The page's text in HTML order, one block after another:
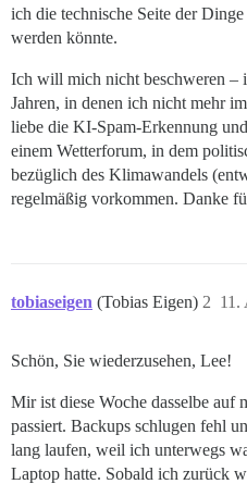
[11:55:28] 0 ✓ (3.3ms)
root@discourse:/var/
ich die technische Seite der
werden könnte.
Ich will mich nicht beschweren –
Jahren, in denen ich nicht mehr
liebe die KI-Spam-Erkennung
einem Wetterforum, in dem
bezüglich des Klimawandels
regelmäßig vorkommen. Danke
tobiaseigen (Tobias Eigen) 11.
2
Schön, Sie wiederzusehen, Lee!
Mir ist diese Woche dasselbe auf
passiert. Backups schlugen fehl
lang laufen, weil ich unterwegs
Laptop hatte. Sobald ich zurück